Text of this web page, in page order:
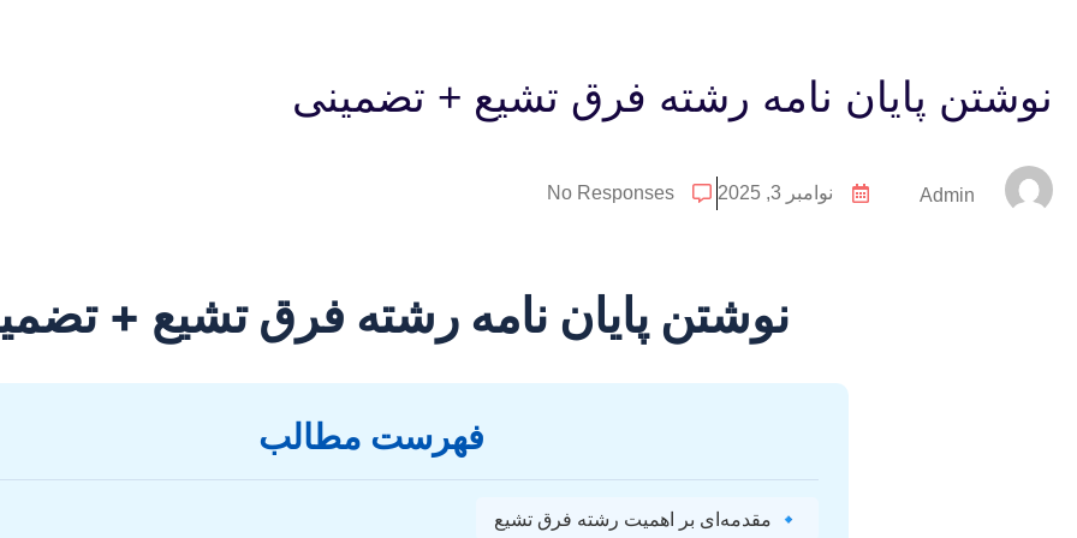
نوشتن پایان نامه رشته فرق تشیع + تضمینی
Admin نوامبر 3, 2025 No Responses
نوشتن پایان نامه رشته فرق تشیع +
فهرست مطالب
🔹 مقدمه‌ای بر اهمیت رشته فرق تشیع